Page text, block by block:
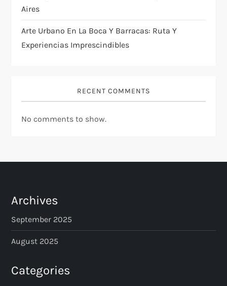
Aires
Arte Urbano En La Boca Y Barracas: Ruta Y
Experiencias Imprescindibles
RECENT COMMENTS
No comments to show.
Archives
September 2025
August 2025
Categories